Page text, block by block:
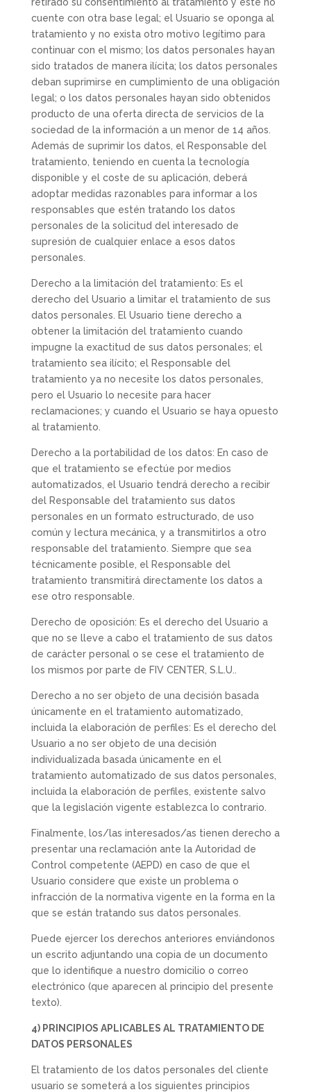
cuente con otra base legal; el Usuario se oponga al
tratamiento y no exista otro motivo legítimo para
continuar con el mismo; los datos personales hayan
sido tratados de manera ilícita; los datos personales
deban suprimirse en cumplimiento de una obligación
legal; o los datos personales hayan sido obtenidos
producto de una oferta directa de servicios de la
sociedad de la información a un menor de 14 años.
Además de suprimir los datos, el Responsable del
tratamiento, teniendo en cuenta la tecnología
disponible y el coste de su aplicación, deberá
adoptar medidas razonables para informar a los
responsables que estén tratando los datos
personales de la solicitud del interesado de
supresión de cualquier enlace a esos datos
personales.
Derecho a la limitación del tratamiento: Es el
derecho del Usuario a limitar el tratamiento de sus
datos personales. El Usuario tiene derecho a
obtener la limitación del tratamiento cuando
impugne la exactitud de sus datos personales; el
tratamiento sea ilícito; el Responsable del
tratamiento ya no necesite los datos personales,
pero el Usuario lo necesite para hacer
reclamaciones; y cuando el Usuario se haya opuesto
al tratamiento.
Derecho a la portabilidad de los datos: En caso de
que el tratamiento se efectúe por medios
automatizados, el Usuario tendrá derecho a recibir
del Responsable del tratamiento sus datos
personales en un formato estructurado, de uso
común y lectura mecánica, y a transmitirlos a otro
responsable del tratamiento. Siempre que sea
técnicamente posible, el Responsable del
tratamiento transmitirá directamente los datos a
ese otro responsable.
Derecho de oposición: Es el derecho del Usuario a
que no se lleve a cabo el tratamiento de sus datos
de carácter personal o se cese el tratamiento de
los mismos por parte de FIV CENTER, S.L.U..
Derecho a no ser objeto de una decisión basada
únicamente en el tratamiento automatizado,
incluida la elaboración de perfiles: Es el derecho del
Usuario a no ser objeto de una decisión
individualizada basada únicamente en el
tratamiento automatizado de sus datos personales,
incluida la elaboración de perfiles, existente salvo
que la legislación vigente establezca lo contrario.
Finalmente, los/las interesados/as tienen derecho a
presentar una reclamación ante la Autoridad de
Control competente (AEPD) en caso de que el
Usuario considere que existe un problema o
infracción de la normativa vigente en la forma en la
que se están tratando sus datos personales.
Puede ejercer los derechos anteriores enviándonos
un escrito adjuntando una copia de un documento
que lo identifique a nuestro domicilio o correo
electrónico (que aparecen al principio del presente
texto).
4) PRINCIPIOS APLICABLES AL TRATAMIENTO DE
DATOS PERSONALES
El tratamiento de los datos personales del cliente
usuario se someterá a los siguientes principios